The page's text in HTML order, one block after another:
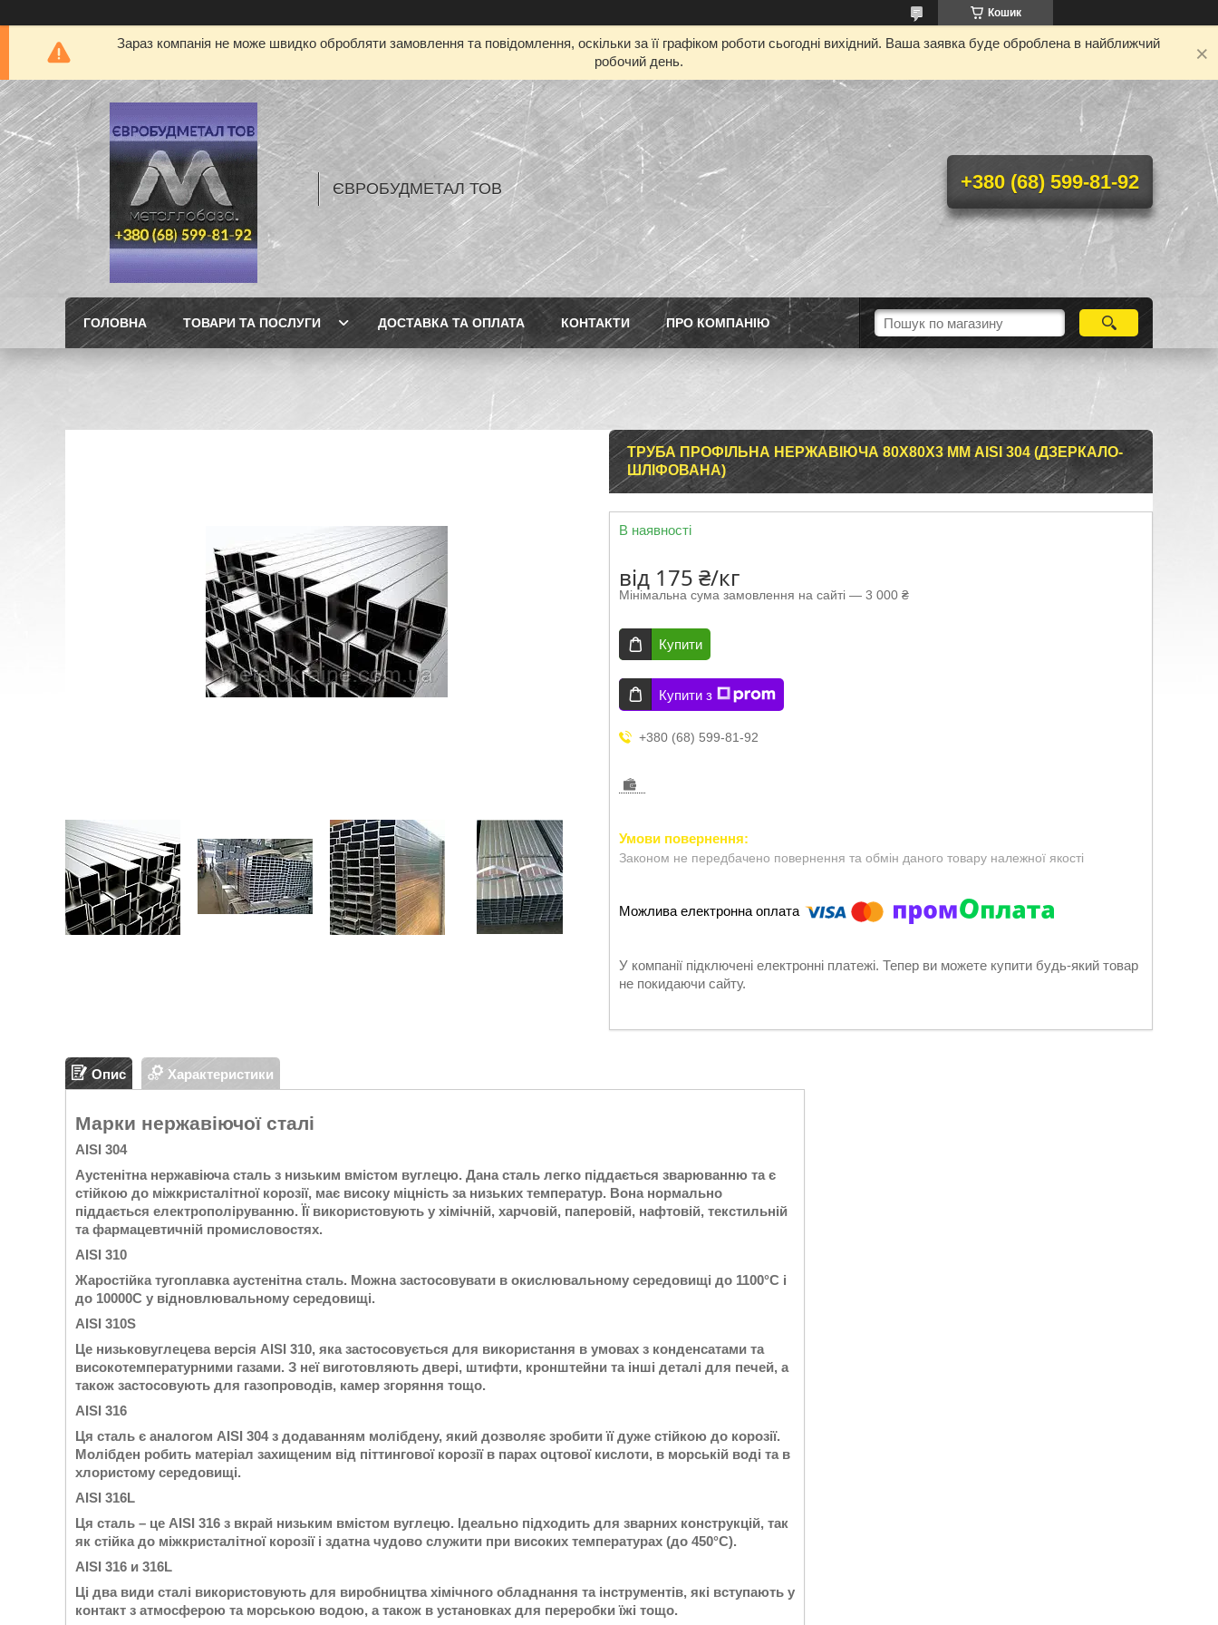
Кошик
Зараз компанія не може швидко обробляти замовлення та повідомлення, оскільки за її графіком роботи сьогодні вихідний. Ваша заявка буде оброблена в найближчий
робочий день.
ЄВРОБУДМЕТАЛ ТОВ +380 (68) 599-81-92
ГОЛОВНА ТОВАРИ ТА ПОСЛУГИ ДОСТАВКА ТА ОПЛАТА КОНТАКТИ ПРО КОМПАНІЮ
ТРУБА ПРОФІЛЬНА НЕРЖАВІЮЧА 80Х80Х3 ММ AISI 304 (ДЗЕРКАЛО-
ШЛІФОВАНА)
В наявності
від 175 ₴/кг
Мінімальна сума замовлення на сайті — 3 000 ₴
Купити
Купити з
+380 (68) 599-81-92
Законом не передбачено повернення та обмін даного товару належної якості
У компанії підключені електронні платежі. Тепер ви можете купити будь-який товар
не покидаючи сайту.
Опис Характеристики
Марки нержавіючої сталі
AISI 304
Аустенітна нержавіюча сталь з низьким вмістом вуглецю. Дана сталь легко піддається зварюванню та є
стійкою до міжкристалітної корозії, має високу міцність за низьких температур. Вона нормально
піддається електрополіруванню. Її використовують у хімічній, харчовій, паперовій, нафтовій, текстильній
та фармацевтичній промисловостях.
AISI 310
Жаростійка тугоплавка аустенітна сталь. Можна застосовувати в окислювальному середовищі до 1100°С і
до 10000С у відновлювальному середовищі.
AISI 310S
Це низьковуглецева версія AISI 310, яка застосовується для використання в умовах з конденсатами та
високотемпературними газами. З неї виготовляють двері, штифти, кронштейни та інші деталі для печей, а
також застосовують для газопроводів, камер згоряння тощо.
AISI 316
Ця сталь є аналогом AISI 304 з додаванням молібдену, який дозволяє зробити її дуже стійкою до корозії.
Молібден робить матеріал захищеним від піттингової корозії в парах оцтової кислоти, в морській воді та в
хлористому середовищі.
AISI 316L
Ця сталь – це AISI 316 з вкрай низьким вмістом вуглецю. Ідеально підходить для зварних конструкцій, так
як стійка до міжкристалітної корозії і здатна чудово служити при високих температурах (до 450°С).
AISI 316 и 316L
Ці два види сталі використовують для виробництва хімічного обладнання та інструментів, які вступають у
контакт з атмосферою та морською водою, а також в установках для переробки їжі тощо.